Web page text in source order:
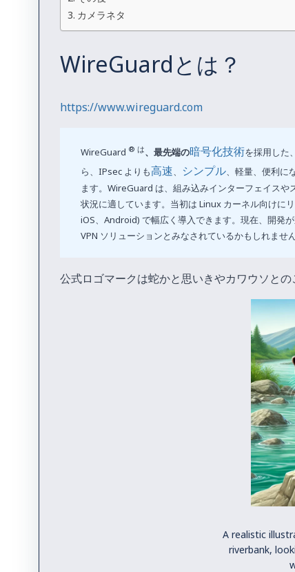
カメラネタ
WireGuardとは？
https://www.wireguard.com
WireGuard ® は、最先端の暗号化技術を採用した
ら、IPsec よりも高速、 シンプル、軽量、便利に
ます。WireGuard は、組み込みインターフェイス
状況に適しています。当初は Linux カーネル向けに
iOS、Android) で幅広く導入できます。現在、開発
VPN ソリューションとみなされているかもしれません
公式ロゴマークは蛇かと思いきやカワウソとの
A realistic
riverbank,